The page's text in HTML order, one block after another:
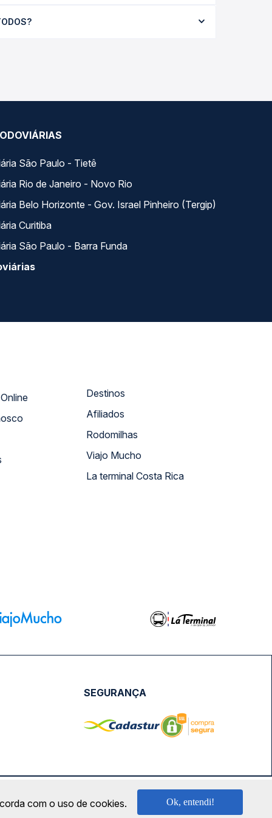
as viações em tempo real e garante a melhor
São Paulo - Tietê
Rio de Janeiro - Novo Rio
Belo Horizonte - Gov. Israel Pinheiro (Tergip)
Curitiba
São Paulo - Barra Funda
Atendimento Online
Destinos
Afiliados
Rodomilhas
Viajo Mucho
La terminal Costa Rica
SEGURANÇA
0001-57 | saconibus@queropassagem.com.br
com o uso de cookies. Ok, entendi!